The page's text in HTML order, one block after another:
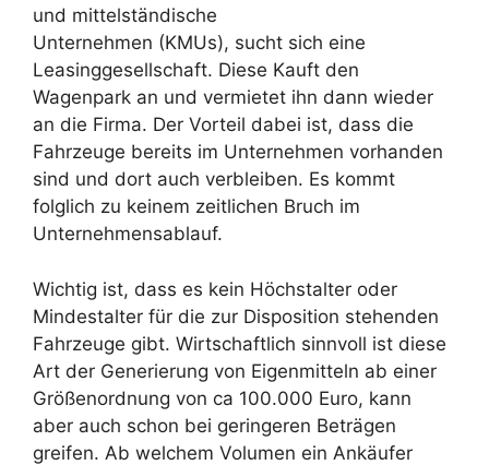
und mittelständische
Unternehmen (KMUs), sucht sich eine
Leasinggesellschaft. Diese Kauft den
Wagenpark an und vermietet ihn dann wieder
an die Firma. Der Vorteil dabei ist, dass die
Fahrzeuge bereits im Unternehmen vorhanden
sind und dort auch verbleiben. Es kommt
folglich zu keinem zeitlichen Bruch im
Unternehmensablauf.
Wichtig ist, dass es kein Höchstalter oder
Mindestalter für die zur Disposition stehenden
Fahrzeuge gibt. Wirtschaftlich sinnvoll ist diese
Art der Generierung von Eigenmitteln ab einer
Größenordnung von ca 100.000 Euro, kann
aber auch schon bei geringeren Beträgen
greifen. Ab welchem Volumen ein Ankäufer